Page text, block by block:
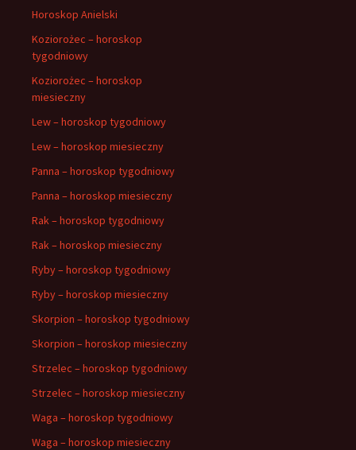
Horoskop Anielski
Koziorożec – horoskop
tygodniowy
Koziorożec – horoskop
miesieczny
Lew – horoskop tygodniowy
Lew – horoskop miesieczny
Panna – horoskop tygodniowy
Panna – horoskop miesieczny
Rak – horoskop tygodniowy
Rak – horoskop miesieczny
Ryby – horoskop tygodniowy
Ryby – horoskop miesieczny
Skorpion – horoskop tygodniowy
Skorpion – horoskop miesieczny
Strzelec – horoskop tygodniowy
Strzelec – horoskop miesieczny
Waga – horoskop tygodniowy
Waga – horoskop miesieczny